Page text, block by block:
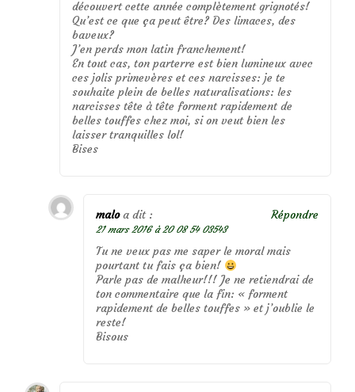
découvert cette année complètement grignotés!
Qu’est ce que ça peut être? Des limaces, des
baveux?
J’en perds mon latin franchement!
En tout cas, ton parterre est bien lumineux avec
ces jolis primevères et ces narcisses: je te
souhaite plein de belles naturalisations: les
narcisses tête à tête forment rapidement de
belles touffes chez moi, si on veut bien les
laisser tranquilles lol!
Bises
malo a dit :
21 mars 2016 à 20 08 54 03543
Tu ne veux pas me saper le moral mais
pourtant tu fais ça bien!
Parle pas de malheur!!! Je ne retiendrai de
ton commentaire que la fin: « forment
rapidement de belles touffes » et j’oublie le
reste!
Bisous
Répondre